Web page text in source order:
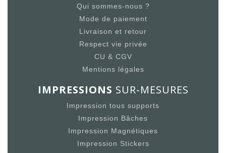
Qui sommes-nous ?
Mode de paiement
Livraison et retour
Respect vie privée
CU & CGV
Mentions légales
IMPRESSIONS SUR-MESURES
Impression tous supports
Impression Bâches
Impression Magnétiques
Impression Stickers